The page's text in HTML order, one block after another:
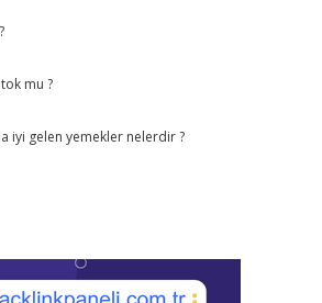
mu ?
iyi gelen yemekler nelerdir ?